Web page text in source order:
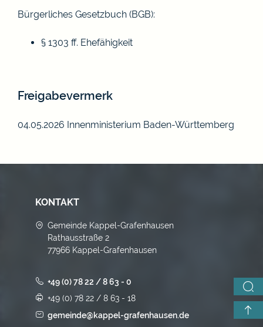
Bürgerliches Gesetzbuch (BGB):
§ 1303 ff. Ehefähigkeit
Freigabevermerk
04.05.2026 Innenministerium Baden-Württemberg
KONTAKT
Gemeinde Kappel-Grafenhausen
Rathausstraße 2
77966 Kappel-Grafenhausen
+49 (0) 78 22 / 8 63 - 0
+49 (0) 78 22 / 8 63 - 18
gemeinde@kappel-grafenhausen.de